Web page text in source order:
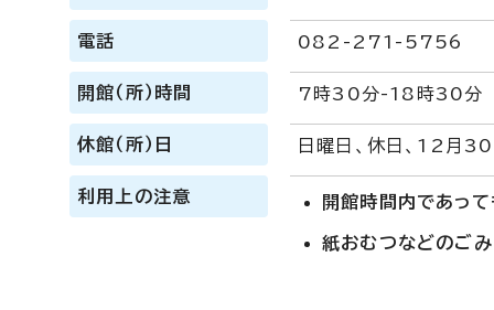
電話 082-271-5756
開館（所）時間 7時30分-18時30分
休館（所）日 日曜日、休日、12月
利用上の注意 開館時間内であっ
紙おむつなどのごみ